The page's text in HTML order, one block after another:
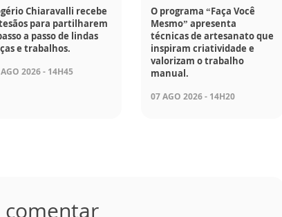
Chiaravalli recebe
para partilharem
a passo de lindas
e trabalhos.
2026 - 14H45
O programa “Faça Você
Mesmo” apresenta
técnicas de artesanato que
inspiram criatividade e
valorizam o trabalho
manual.
07 AGO 2026 - 14H20
comentar